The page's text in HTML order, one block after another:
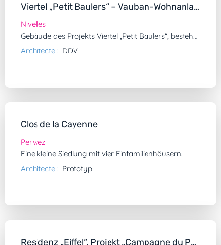
Viertel „Petit Baulers“ – Vauban-Wohnanlagen
Nivelles
Gebäude des Projekts Viertel „Petit Baulers“, bestehend aus 35 Wohnungen.
Architecte : DDV
Clos de la Cayenne
Perwez
Eine kleine Siedlung mit vier Einfamilienhäusern.
Architecte : Prototyp
Residenz „Eiffel“, Projekt „Campagne du Petit Baulers“